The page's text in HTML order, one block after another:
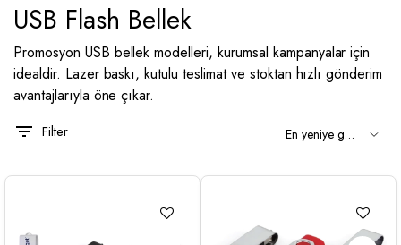
USB Flash Bellek
Promosyon USB bellek modelleri, kurumsal kampanyalar için
idealdir. Lazer baskı, kutulu teslimat ve stoktan hızlı gönderim
avantajlarıyla öne çıkar.
Filter